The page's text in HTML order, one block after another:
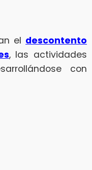
el descontento
, las actividades
con